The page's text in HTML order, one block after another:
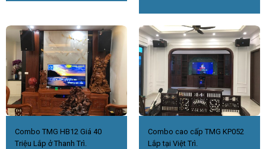
Combo TMG HB12 Giá 40
Triệu Lắp ở Thanh Trì.
Combo cao cấp TMG KP052
Lắp tại Việt Trì.